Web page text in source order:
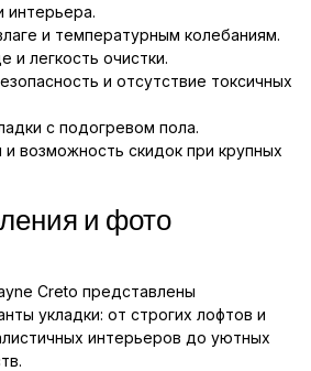
интерьера.
и температурным колебаниям.
и легкость очистки.
и отсутствие токсичных
с подогревом пола.
возможность скидок при крупных
и фото
Creto представлены
укладки: от строгих лофтов и
интерьеров до уютных